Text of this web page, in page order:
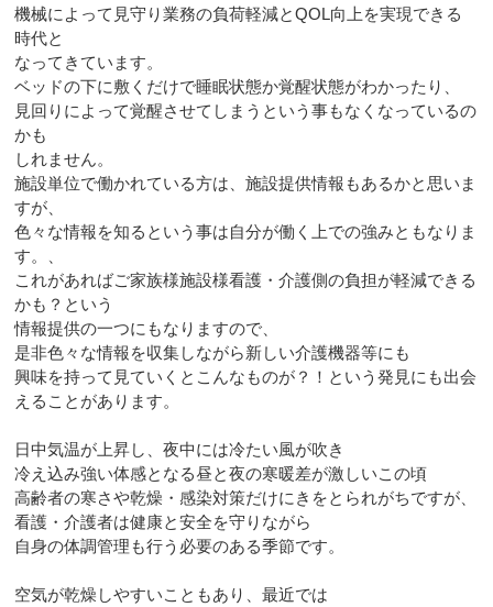
機械によって見守り業務の負荷軽減とQOL向上を実現できる
時代と
なってきています。
ベッドの下に敷くだけで睡眠状態か覚醒状態がわかったり、
見回りによって覚醒させてしまうという事もなくなっているの
かも
しれません。
施設単位で働かれている方は、施設提供情報もあるかと思いま
すが、
色々な情報を知るという事は自分が働く上での強みともなりま
す。、
これがあればご家族様施設様看護・介護側の負担が軽減できる
かも？という
情報提供の一つにもなりますので、
是非色々な情報を収集しながら新しい介護機器等にも
興味を持って見ていくとこんなものが？！という発見にも出会
えることがあります。
日中気温が上昇し、夜中には冷たい風が吹き
冷え込み強い体感となる昼と夜の寒暖差が激しいこの頃
高齢者の寒さや乾燥・感染対策だけにきをとられがちですが、
看護・介護者は健康と安全を守りながら
自身の体調管理も行う必要のある季節です。
空気が乾燥しやすいこともあり、最近では